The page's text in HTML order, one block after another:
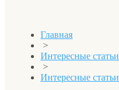
Главная
>
Интересные статьи
>
Интересные статьи